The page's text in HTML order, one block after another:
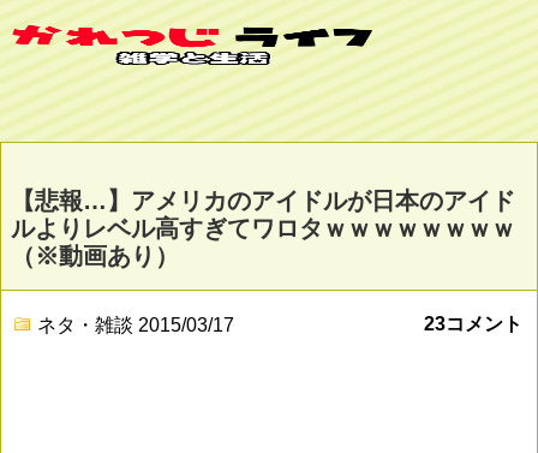
【悲報…】アメリカのアイドルが日本のアイド
ルよりレベル高すぎてワロタｗｗｗｗｗｗｗｗ
（※動画あり）
ネタ・雑談 2015/03/17 23コメント